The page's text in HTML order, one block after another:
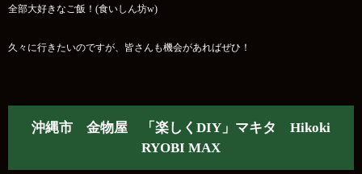
全部大好きなご飯！(食いしん坊w)
久々に行きたいのですが、皆さんも機会があればぜひ！
沖縄市 金物屋 「楽しくDIY」マキタ Hikoki
RYOBI MAX